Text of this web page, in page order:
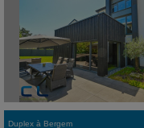
Duplex à Bergem